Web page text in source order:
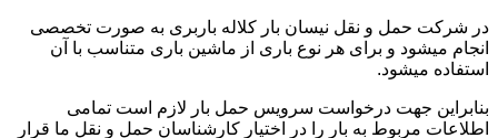
در شرکت حمل و نقل نیسان بار کلاله باربری به صورت تخصصی
انجام میشود و برای هر نوع باری از ماشین باری متناسب با آن
استفاده میشود.
بنابراین جهت درخواست سرویس حمل بار لازم است تمامی
اطلاعات مربوط به بار را در اختیار کارشناسان حمل و نقل ما قرار